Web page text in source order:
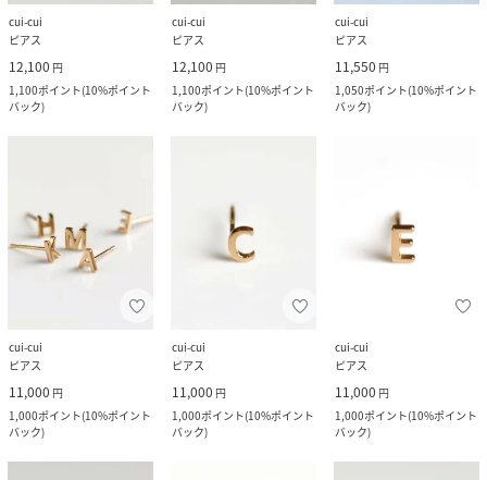
cui-cui
ピアス
12,100 円
1,100ポイント(10%ポイント
バック)
cui-cui
ピアス
12,100 円
1,100ポイント(10%ポイント
バック)
cui-cui
ピアス
11,550 円
1,050ポイント(10%ポイント
バック)
cui-cui
ピアス
11,000 円
1,000ポイント(10%ポイント
バック)
cui-cui
ピアス
11,000 円
1,000ポイント(10%ポイント
バック)
cui-cui
ピアス
11,000 円
1,000ポイント(10%ポイント
バック)